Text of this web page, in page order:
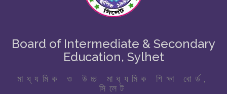
Board of Intermediate & Secondary
Education, Sylhet
মাধ্যমিক ও উচ্চ মাধ্যমিক শিক্ষা বোর্ড,
সিলেট